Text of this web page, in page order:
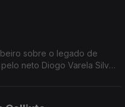
sobre o legado de
neto Diogo Varela Silva,